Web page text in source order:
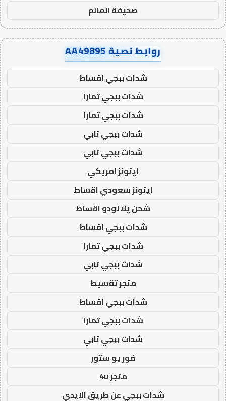
صحيفة العالم
روابط نصية AA49895
شدات ببجي اقساط
شدات ببجي تمارا
شدات ببجي تمارا
شدات ببجي تابي
شدات ببجي تابي
ايتونز امريكي
ايتونز سعودي اقساط
شحن يلا لودو اقساط
شدات ببجي اقساط
شدات ببجي تمارا
شدات ببجي تابي
متجر تقسيط
شدات ببجي اقساط
شدات ببجي تمارا
شدات ببجي تابي
فور يو ستور
متجر 4u
شدات ببجي عن طريق الايدي